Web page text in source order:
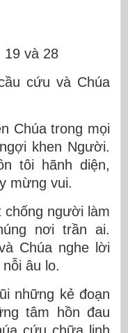
19 và 28
cứu và Chúa
Chúa trong mọi
khen Người.
tôi hãnh diện,
mừng vui.
chống người làm
nơi trần ai.
Chúa nghe lời
âu lo.
những kẻ đoạn
tâm hồn đau